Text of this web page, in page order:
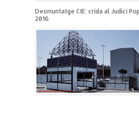
Desmuntatge CIE: crida al Judici
2016